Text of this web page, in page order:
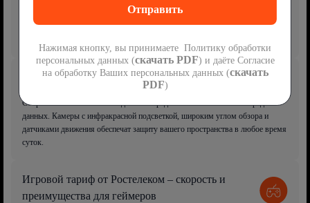
Платформа для просмотра фильмов, сериалов, мультфильмов, спортивных
событий и сотен телеканалов. Доступ возможен через ТВ-приставку или
Видеонаблюдение – безопасность под контролем
Современная система наблюдения с передовыми технологиями передачи
данных. Камеры с инфракрасной подсветкой, широким углом обзора и
датчиками движения обеспечат защиту вашего пространства в любое время
суток.
Игровой тариф от Ростелеком – скорость и
преимущества для геймеров
Нажимая кнопку, вы принимаете Политику обработки
персональных данных (скачать PDF) и даёте Согласие
на обработку Ваших персональных данных (скачать
PDF)